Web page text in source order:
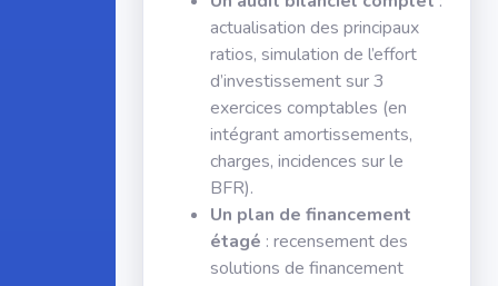
actualisation des principaux
ratios, simulation de l’effort
d’investissement sur 3
exercices comptables (en
intégrant amortissements,
charges, incidences sur le
BFR).
Un plan de financement
étagé : recensement des
solutions de financement